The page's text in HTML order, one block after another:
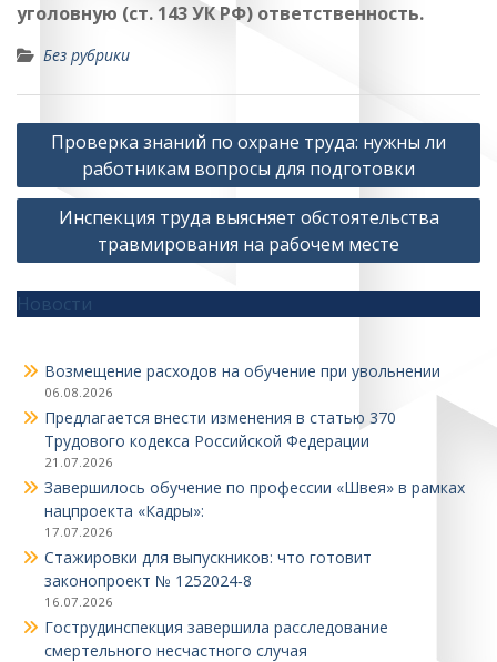
уголовную (ст. 143 УК РФ) ответственность.
Без рубрики
Навигация
записям
Проверка знаний по охране труда: нужны ли
работникам вопросы для подготовки
Инспекция труда выясняет обстоятельства
травмирования на рабочем месте
Новости
Возмещение расходов на обучение при увольнении
06.08.2026
Предлагается внести изменения в статью 370
Трудового кодекса Российской Федерации
21.07.2026
Завершилось обучение по профессии «Швея» в рамках
нацпроекта «Кадры»:
17.07.2026
Стажировки для выпускников: что готовит
законопроект № 1252024‑8
16.07.2026
Гострудинспекция завершила расследование
смертельного несчастного случая